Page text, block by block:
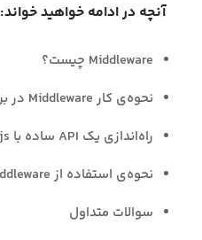
آنچه در ادامه خواهید خواند:
Middleware چیست؟
نحوه‌ی کار Middleware در برنامه
راه‌اندازی یک API ساده با Express.js
نحوه‌ی استفاده از Express middlewareهای محبوب
سوالات متداول